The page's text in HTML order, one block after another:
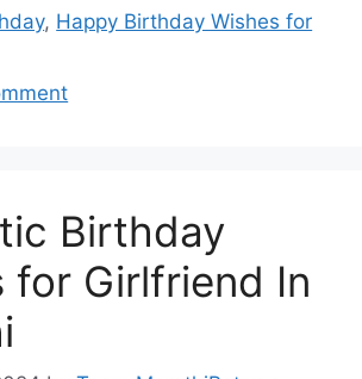
, Happy Birthday Wishes for
Birthday
for Girlfriend In